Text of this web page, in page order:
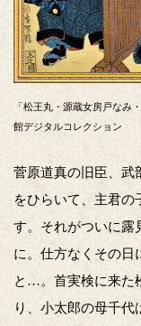
「松王丸・源蔵女房戸な
館デジタルコレクション
菅原道真の旧臣、武
をひらいて、主君の
す。それがついに露
に。仕方なくその日
と…。首実検に来た
り、小太郎の母千